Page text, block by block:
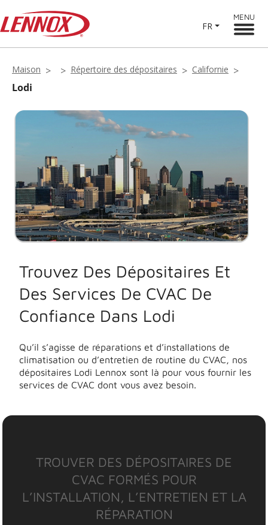
FR
MENU
Maison Répertoire des dépositaires Californie
Lodi
Trouvez Des Dépositaires Et
Des Services De CVAC De
Confiance Dans Lodi
Qu’il s’agisse de réparations et d’installations de
climatisation ou d’entretien de routine du CVAC, nos
dépositaires Lodi Lennox sont là pour vous fournir les
services de CVAC dont vous avez besoin.
TROUVER DES DÉPOSITAIRES DE
CVAC FORMÉS POUR
L’INSTALLATION, L’ENTRETIEN ET LA
RÉPARATION